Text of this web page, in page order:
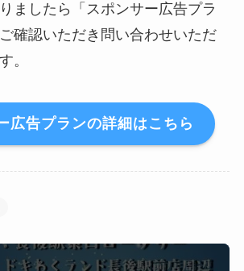
ましたら「スポンサー広告プラ
確認いただき問い合わせいただ
。
広告プランの詳細はこちら